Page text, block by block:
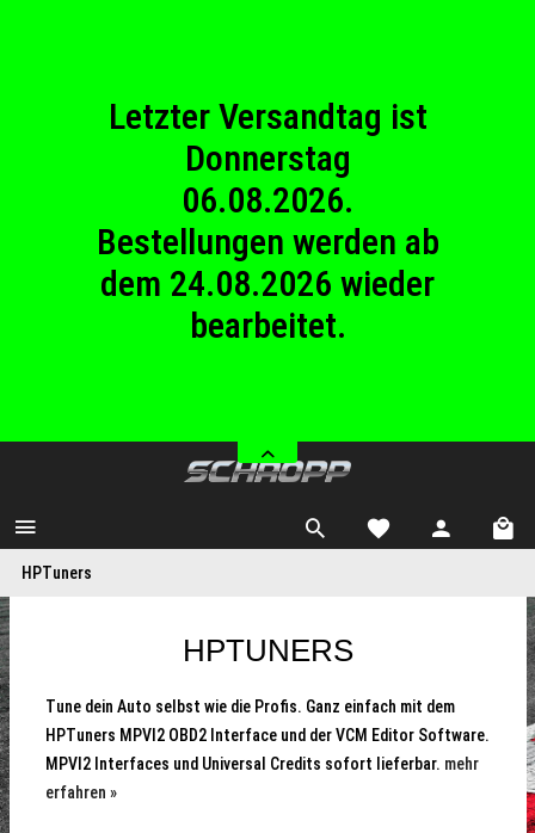
Letzter Versandtag ist
Donnerstag
06.08.2026.
Bestellungen werden ab
dem 24.08.2026 wieder
bearbeitet.
23.08.2026
Betriebsferien.
HPTuners
HPTUNERS
Tune dein Auto selbst wie die Profis. Ganz einfach mit dem
HPTuners MPVI2 OBD2 Interface und der VCM Editor Software.
MPVI2 Interfaces und Universal Credits sofort lieferbar. mehr
erfahren »